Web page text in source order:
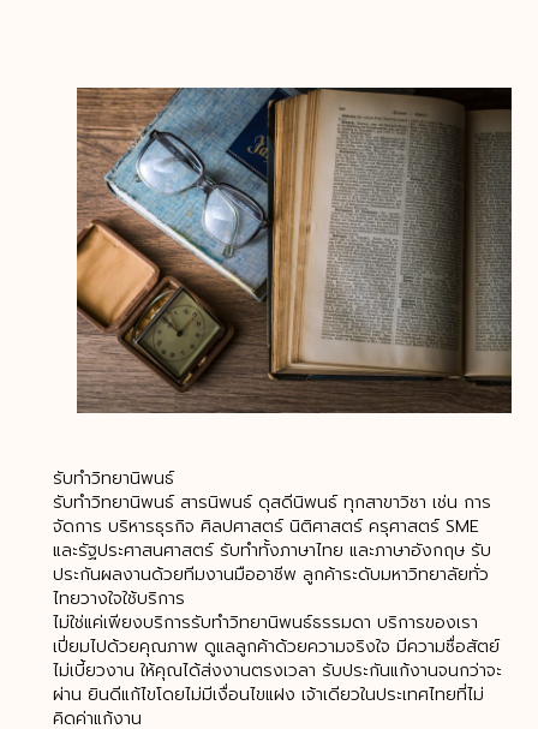
รับทำวิทยานิพนธ์
รับทำวิทยานิพนธ์ สารนิพนธ์ ดุสดีนิพนธ์ ทุกสาขาวิชา เช่น การ
จัดการ บริหารธุรกิจ ศิลปศาสตร์ นิติศาสตร์ ครุศาสตร์ SME
และรัฐประศาสนศาสตร์ รับทำทั้งภาษาไทย และภาษาอังกฤษ รับ
ประกันผลงานด้วยทีมงานมืออาชีพ ลูกค้าระดับมหาวิทยาลัยทั่ว
ไทยวางใจใช้บริการ
ไม่ใช่แค่เพียงบริการรับทำวิทยานิพนธ์ธรรมดา บริการของเรา
เปี่ยมไปด้วยคุณภาพ ดูแลลูกค้าด้วยความจริงใจ มีความซื่อสัตย์
ไม่เบี้ยวงาน ให้คุณได้ส่งงานตรงเวลา รับประกันแก้งานจนกว่าจะ
ผ่าน ยินดีแก้ไขโดยไม่มีเงื่อนไขแฝง เจ้าเดียวในประเทศไทยที่ไม่
คิดค่าแก้งาน